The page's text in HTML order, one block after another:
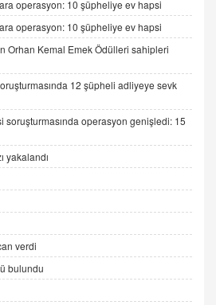
Hangi Önlemler Alınmalı?
Adana'yı da Ziyaret Etse...
Yüzüne Vurulan Şamar:
ASLAN
Algı Ne? "Beraber Yürüyoruz"
Peşinden
operasyon: 10 şüpheliye ev hapsi
operasyon: 10 şüpheliye ev hapsi
Orhan Kemal Emek Ödülleri sahipleri
12 şüpheli adliyeye sevk
soruşturmasında operasyon genişledi: 15
yakalandı
verdi
bulundu